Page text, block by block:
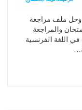
ملف مراجعة
والمراجعة
في اللغة الفرنسية